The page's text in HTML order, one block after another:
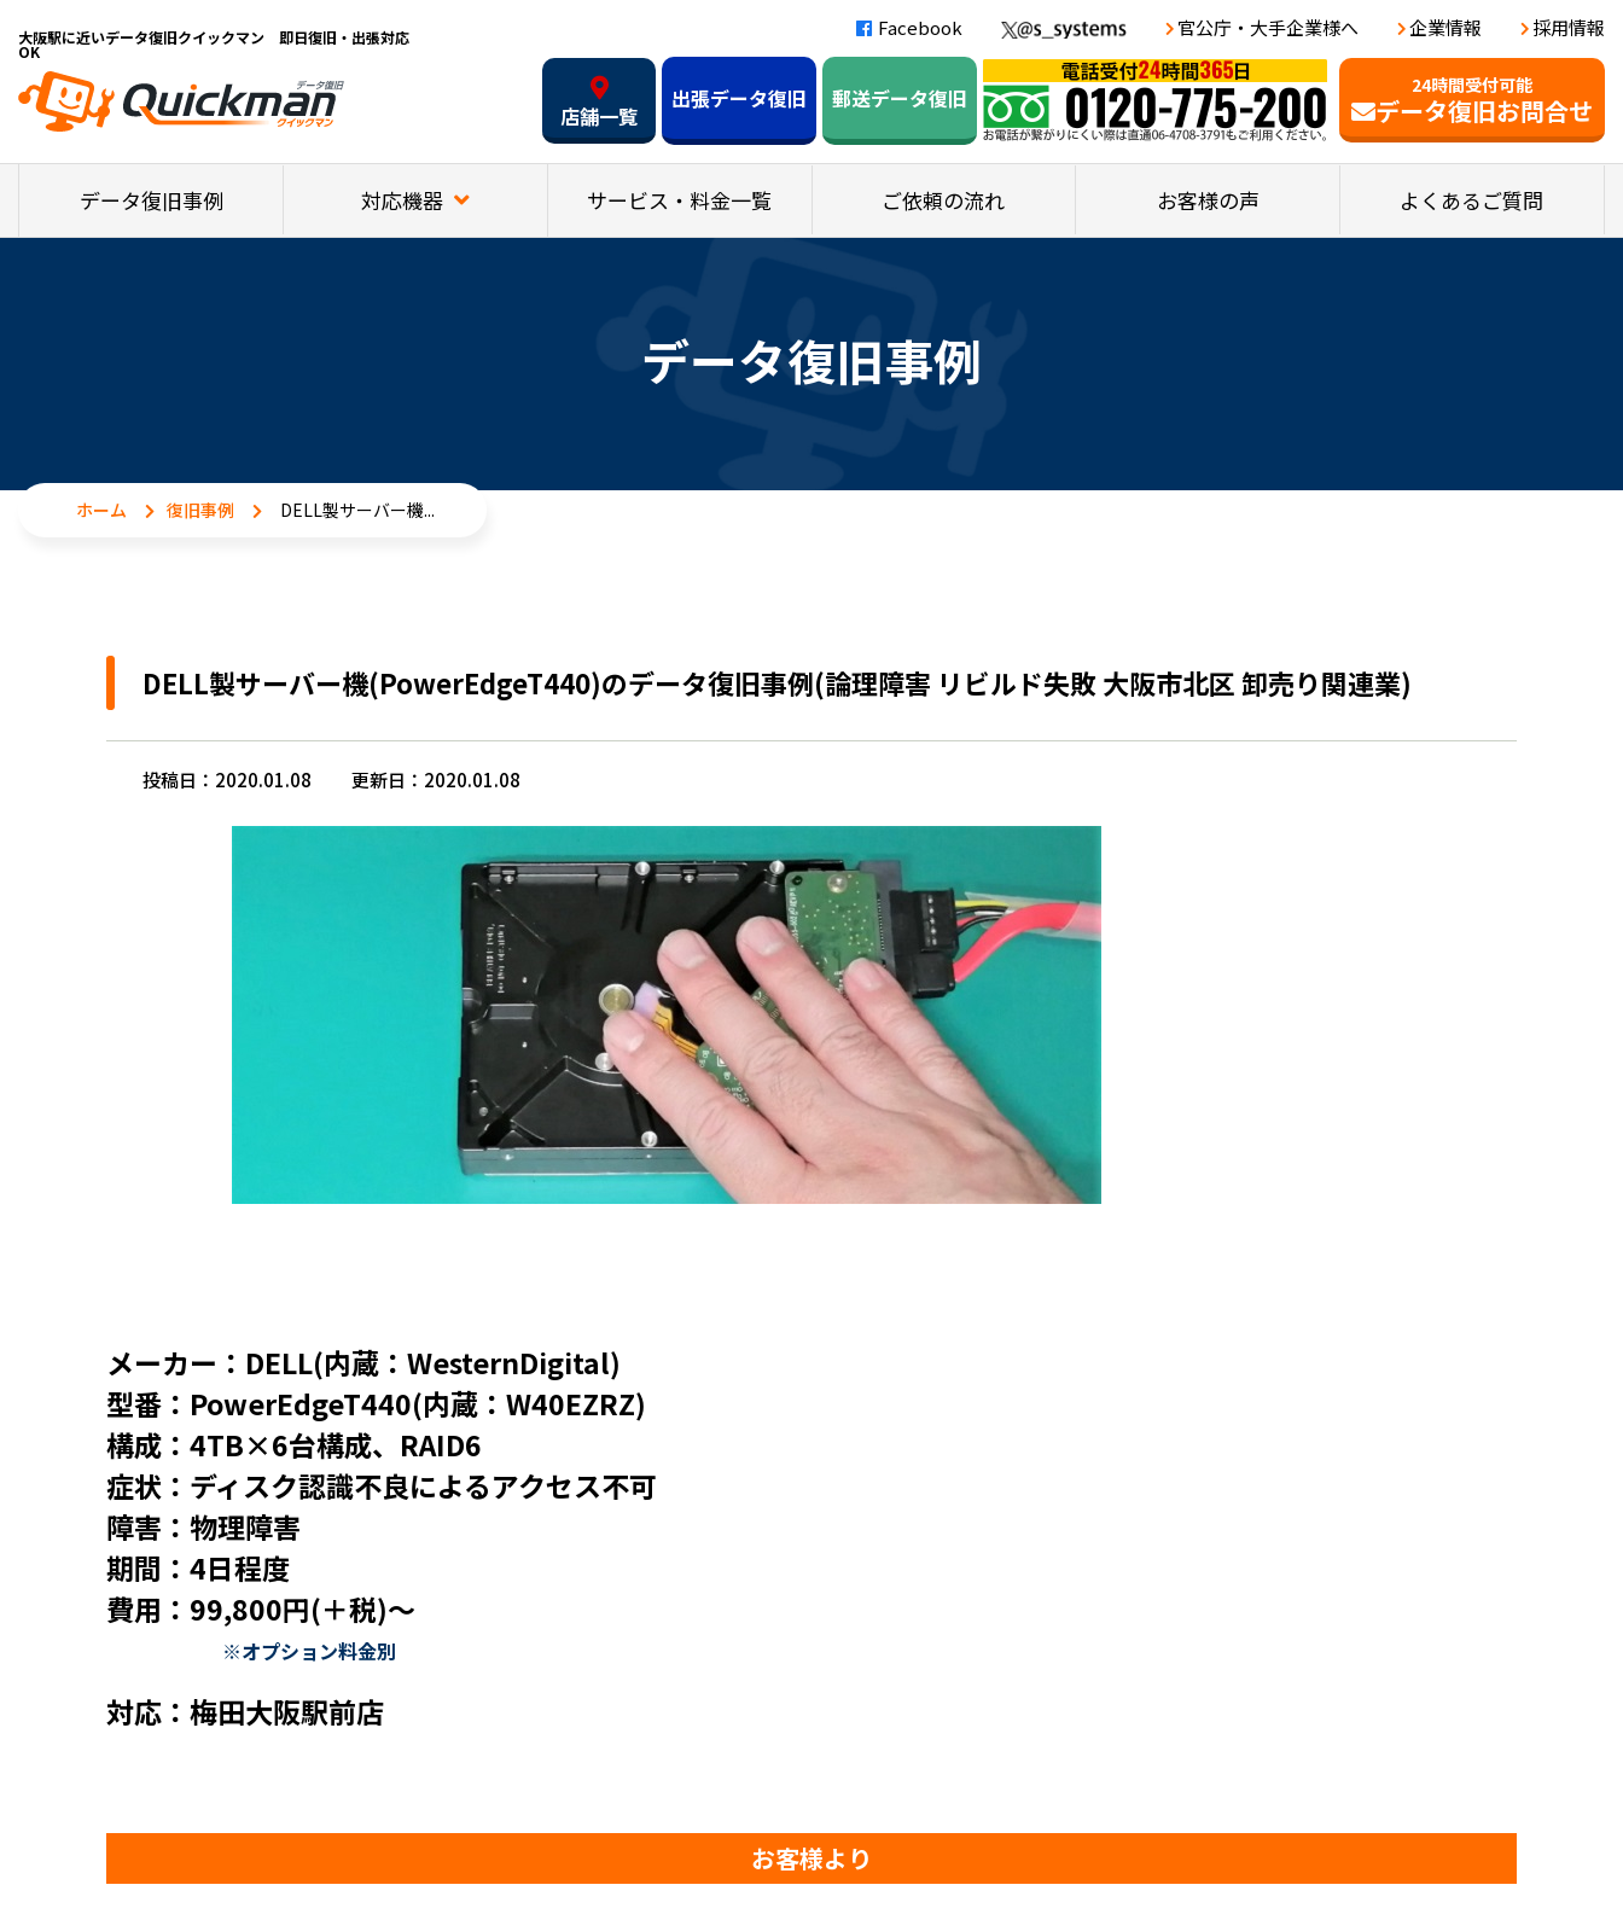
大阪駅に近いデータ復旧クイックマン 即日復旧・出張対応
OK
Facebook 官公庁・大手企業様へ 企業情報 採用情報
24時間受付可能
データ復旧お問合せ
店舗一覧
出張データ復旧 郵送データ復旧
データ復旧事例 対応機器 サービス・料金一覧 ご依頼の流れ お客様の声 よくあるご質問
データ復旧事例
ホーム 復旧事例 DELL製サーバー機...
DELL製サーバー機(PowerEdgeT440)のデータ復旧事例(論理障害 リビルド失敗 大阪市北区 卸売り関連業)
投稿日：2020.01.08 更新日：2020.01.08
メーカー：DELL(内蔵：WesternDigital)
型番：PowerEdgeT440(内蔵：W40EZRZ)
構成：4TB×6台構成、RAID6
症状：ディスク認識不良によるアクセス不可
障害：物理障害
期間：4日程度
費用：99,800円(＋税)～
※オプション料金別
対応：梅田大阪駅前店
お客様より